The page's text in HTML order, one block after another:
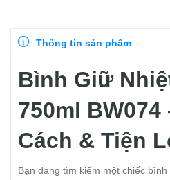
Thông tin sản phẩm
Bình Giữ
750ml BW074
Cách & Tiện
Bạn đang tìm kiếm một chiếc